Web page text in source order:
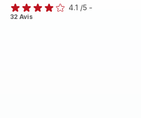
ratings.4.1
4.1 /5 -
32 Avis